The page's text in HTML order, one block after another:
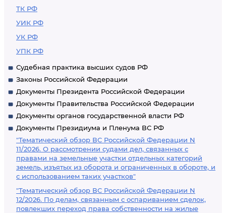
ТК РФ
УИК РФ
УК РФ
УПК РФ
Судебная практика высших судов РФ
Законы Российской Федерации
Документы Президента Российской Федерации
Документы Правительства Российской Федерации
Документы органов государственной власти РФ
Документы Президиума и Пленума ВС РФ
"Тематический обзор ВС Российской Федерации N
11/2026. О рассмотрении судами дел, связанных с
правами на земельные участки отдельных категорий
земель, изъятых из оборота и ограниченных в обороте, и
с использованием таких участков"
"Тематический обзор ВС Российской Федерации N
12/2026. По делам, связанным с оспариванием сделок,
повлекших переход права собственности на жилые